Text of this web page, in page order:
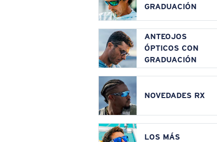
GRADUACIÓN
ANTEOJOS
ÓPTICOS CON
GRADUACIÓN
NOVEDADES RX
LOS MÁS